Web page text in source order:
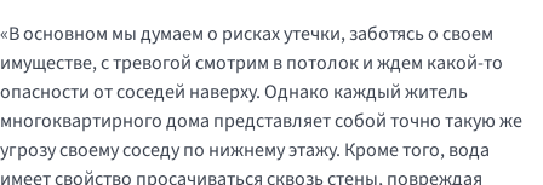
«В основном мы думаем о рисках утечки, заботясь о своем
имуществе, с тревогой смотрим в потолок и ждем какой-то
опасности от соседей наверху. Однако каждый житель
многоквартирного дома представляет собой точно такую же
угрозу своему соседу по нижнему этажу. Кроме того, вода
имеет свойство просачиваться сквозь стены, повреждая